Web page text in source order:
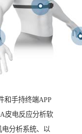
和手持终端APP
皮电反应分析软
电分析系统、以